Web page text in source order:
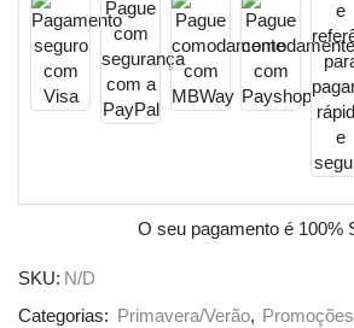
O seu pagamento é 100%
SKU: N/D
Categorias:
Primavera/Verão, Promoções